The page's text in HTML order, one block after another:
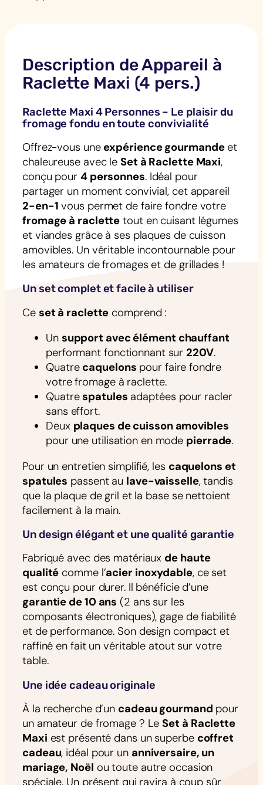
Description de Appareil à
Raclette Maxi (4 pers.)
Raclette Maxi 4 Personnes – Le plaisir du
fromage fondu en toute convivialité
Offrez-vous une expérience gourmandeet
chaleureuse avec le Set à Raclette Maxi,
conçu pour 4 personnes. Idéal pour
partager un moment convivial, cet appareil
2-en-1 vous permet de faire fondre votre
fromage à raclette tout en cuisant légumes
et viandes grâce à ses plaques de cuisson
amovibles. Un véritable incontournable pour
les amateurs de fromages et de grillades !
Un set complet et facile à utiliser
Ce set à raclette comprend :
Un support avec élément chauffant
performant fonctionnant sur 220V.
Quatre caquelons pour faire fondre
votre fromage à raclette.
Quatrespatules adaptées pour racler
sans effort.
Deux plaques de cuisson amovibles
pour une utilisation en mode pierrade.
Pour un entretien simplifié, les caquelons et
spatules passent au lave-vaisselle, tandis
que la plaque de gril et la base se nettoient
facilement à la main.
Un design élégant et une qualité garantie
Fabriqué avec des matériaux de haute
qualité comme l’acier inoxydable, ce set
est conçu pour durer. Il bénéficie d’une
garantie de 10 ans (2 ans sur les
composants électroniques), gage de fiabilité
et de performance. Son design compact et
raffiné en fait un véritable atout sur votre
table.
Une idée cadeau originale
À la recherche d’un cadeau gourmand pour
un amateur de fromage ? LeSet à Raclette
Maxi est présenté dans un superbe coffret
cadeau, idéal pour un anniversaire, un
mariage, Noël ou toute autre occasion
spéciale. Un présent qui ravira à coup sûr